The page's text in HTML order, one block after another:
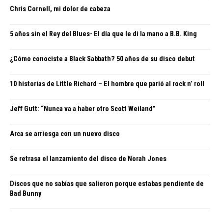
Chris Cornell, mi dolor de cabeza
5 años sin el Rey del Blues- El día que le di la mano a B.B. King
¿Cómo conociste a Black Sabbath? 50 años de su disco debut
10 historias de Little Richard – El hombre que parió al rock n’ roll
Jeff Gutt: “Nunca va a haber otro Scott Weiland”
Arca se arriesga con un nuevo disco
Se retrasa el lanzamiento del disco de Norah Jones
Discos que no sabías que salieron porque estabas pendiente de
Bad Bunny